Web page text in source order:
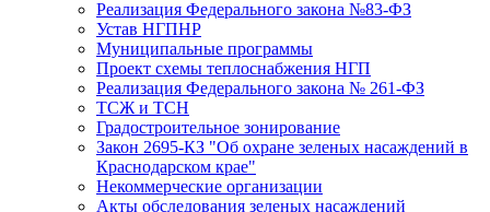
Реализация Федерального закона №83-ФЗ
Устав НГПНР
Муниципальные программы
Проект схемы теплоснабжения НГП
Реализация Федерального закона № 261-ФЗ
ТСЖ и ТСН
Градостроительное зонирование
Закон 2695-КЗ "Об охране зеленых насаждений в
Краснодарском крае"
Некоммерческие организации
Акты обследования зеленых насаждений